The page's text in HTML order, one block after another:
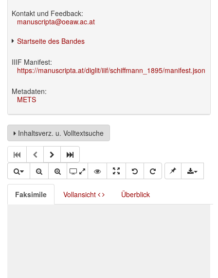
Kontakt und Feedback:
manuscripta@oeaw.ac.at
Startseite des Bandes
IIIF Manifest:
https://manuscripta.at/diglit/iiif/schiffmann_1895/manifest.json
Metadaten:
METS
Inhaltsverz. u. Volltextsuche
Faksimile Vollansicht Überblick